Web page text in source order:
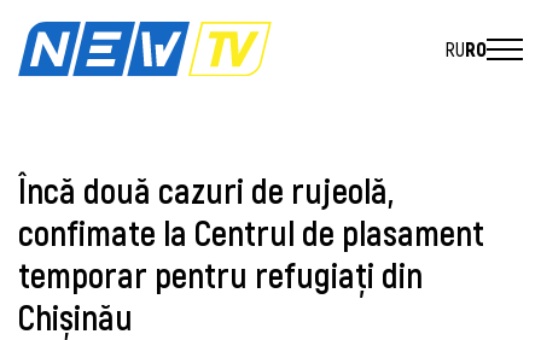
RURO
Încă două cazuri de rujeolă,
confimate la Centrul de plasament
temporar pentru refugiați din
Chișinău